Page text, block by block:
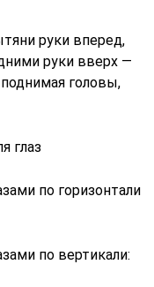
руки вперед,
руки вверх —
головы,
глаз
по горизонтали
по вертикали: